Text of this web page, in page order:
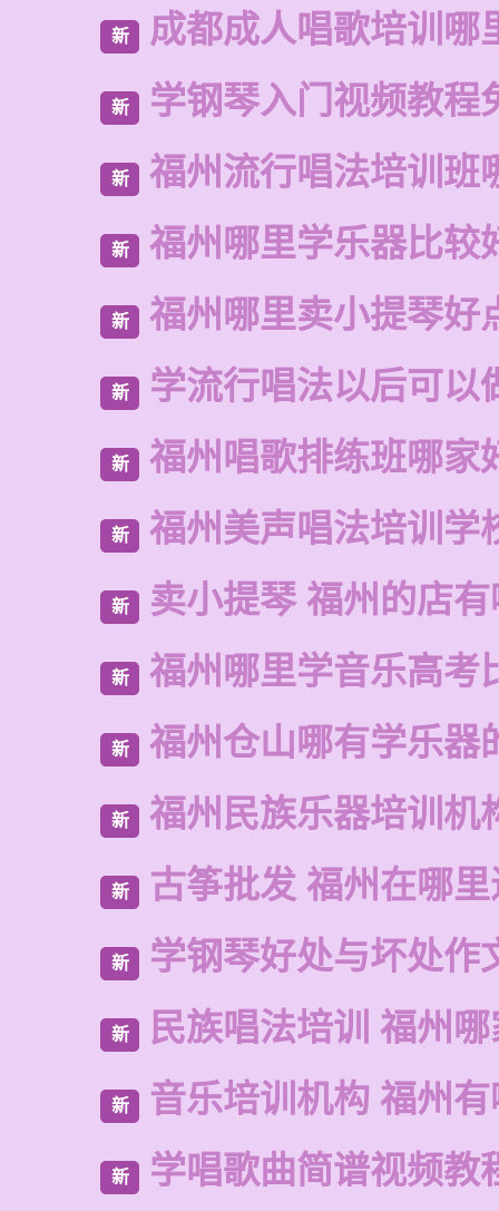
新 成都成人唱歌培训哪
新 学钢琴入门视频教程
新 福州流行唱法培训班
新 福州哪里学乐器比较
新 福州哪里卖小提琴好
新 学流行唱法以后可以
新 福州唱歌排练班哪家
新 福州美声唱法培训学
新 卖小提琴 福州的店
新 福州哪里学音乐高考
新 福州仓山哪有学乐器
新 福州民族乐器培训机
新 古筝批发 福州在哪
新 学钢琴好处与坏处作
新 民族唱法培训 福州
新 音乐培训机构 福州
新 学唱歌曲简谱视频教